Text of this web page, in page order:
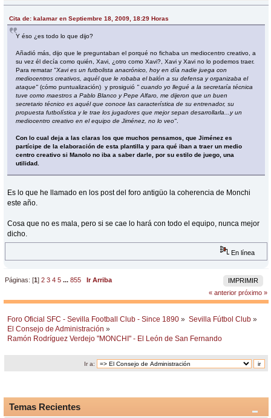
Cita de: kalamar en Septiembre 18, 2009, 18:29 Horas
Y éso ¿es todo lo que dijo?
Añadió más, dijo que le preguntaban el porqué no fichaba un mediocentro creativo, a
su vez él decía como quién, Xavi, ¿otro como Xavi?, Xavi y Xavi no lo podemos traer.
Para rematar "Xavi es un futbolista anacrónico, hoy en día nadie juega con
mediocentros creativos, aquél que le robaba el balón a su defensa y organizaba el
ataque" (cómo puntualización) y prosiguió " cuando yo llegué a la secretaría técnica
tuve como maestros a Pablo Blanco y Pepe Alfaro, me dijeron que un buen
secretario técnico es aquél que conoce las característica de su entrenador, su
propuesta futbolística y le trae los jugadores que mejor sepan desarrollarla...y un
mediocentro creativo en el equipo de Jiménez, no lo veo"
Con lo cual deja a las claras los que muchos pensamos, que Jiménez es
partícipe de la elaboración de esta plantilla y para qué iban a traer un medio
centro creativo si Manolo no iba a saber darle, por su estilo de juego, una
utilidad.
Es lo que he llamado en los post del foro antigüo la coherencia de Monchi
este año.
Cosa que no es mala, pero si se cae lo hará con todo el equipo, nunca mejor
dicho.
En línea
IMPRIMIR
Páginas: [1]2 3 4 5 ...855
Ir Arriba
« anterior próximo »
Foro Oficial SFC - Sevilla Football Club - Since 1890 » Sevilla Fútbol Club »
El Consejo de Administración »
Ramón Rodríguez Verdejo "MONCHI" - El León de San Fernando
Ir a:
Temas Recientes